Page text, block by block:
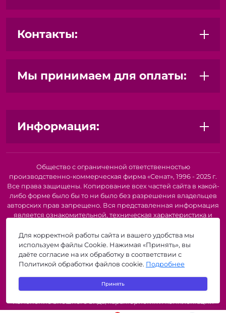
Контакты:
Мы принимаем для оплаты:
Информация:
Общество с ограниченной ответственностью
производственно-коммерческая фирма «Сенат», 1996 - 2025 г.
Все права защищены. Копирование всех частей сайта в какой-
либо форме было бы то ни было без разрешения владельцев
авторских прав запрещено. Вся представленная информация
является ознакомительной, техническая характеристика и
информации о наличии и стоимости указанных товаров и
(или) услуг, пожалуйста, обратитесь к нашим менеджерам по
телефону или по электронной почте. Описание и
изображение товара носят информационный характер и
представленных в технической документации производителя.
Производители о предоставлении за собой права на
изменение внешнего вида, характеристик и комплектации
товара, предварительно не уведомляя продавцов и
Для корректной работы сайта и вашего удобства мы
используем файлы Cookie. Нажимая «Принять», вы
даёте согласие на их обработку в соответствии с
Политикой обработки файлов cookie. Подробнее
Принять